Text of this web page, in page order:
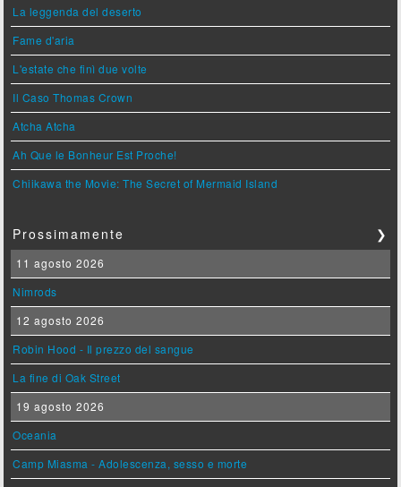
La leggenda del deserto
Fame d'aria
L'estate che finì due volte
Il Caso Thomas Crown
Atcha Atcha
Ah Que le Bonheur Est Proche!
Chiikawa the Movie: The Secret of Mermaid Island
Prossimamente ❯
11 agosto 2026
Nimrods
12 agosto 2026
Robin Hood - Il prezzo del sangue
La fine di Oak Street
19 agosto 2026
Oceania
Camp Miasma - Adolescenza, sesso e morte